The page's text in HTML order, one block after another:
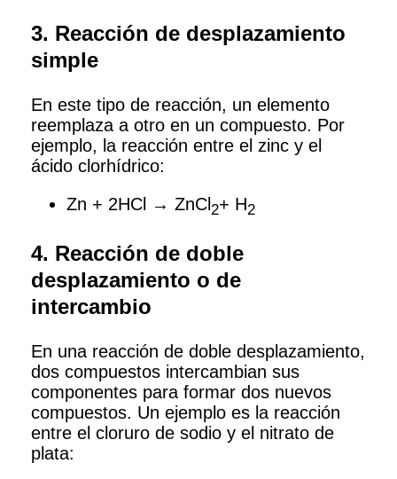
3. Reacción de desplazamiento
simple
En este tipo de reacción, un elemento
reemplaza a otro en un compuesto. Por
ejemplo, la reacción entre el zinc y el
ácido clorhídrico:
Zn + 2HCl → ZnCl 2+ H2
4. Reacción de doble
desplazamiento o de
intercambio
En una reacción de doble desplazamiento,
dos compuestos intercambian sus
componentes para formar dos nuevos
compuestos. Un ejemplo es la reacción
entre el cloruro de sodio y el nitrato de
plata: